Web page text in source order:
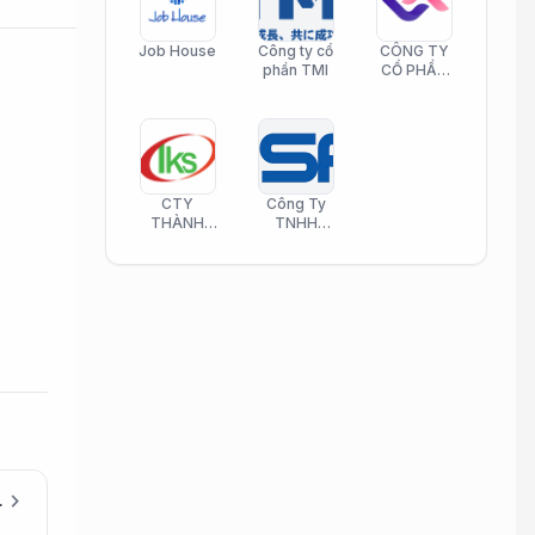
đào tạo) chevron_right
Job House
Công ty cổ
phần TMI
CÔNG TY
CỔ PHẦN
CTY
THÀNH
PHAMATECH
Công Ty
TNHH
Phần Mềm